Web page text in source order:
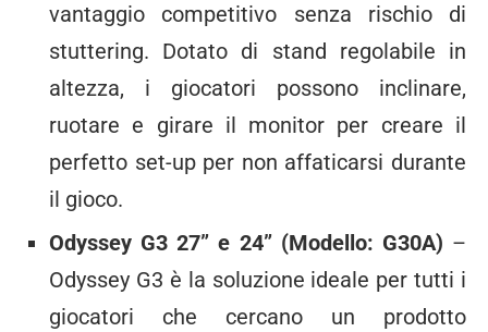
vantaggio competitivo senza rischio di
stuttering. Dotato di stand regolabile in
altezza, i giocatori possono inclinare,
ruotare e girare il monitor per creare il
perfetto set-up per non affaticarsi durante
il gioco.
Odyssey G3 27” e 24” (Modello: G30A) –
Odyssey G3 è la soluzione ideale per tutti i
giocatori che cercano un prodotto